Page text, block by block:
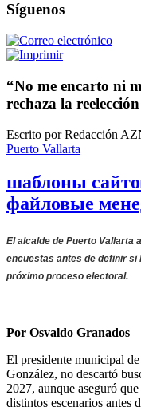
Síguenos
“No me encarto ni
rechaza la
Escrito por Redacción
Puerto Vallarta
шаблоны
файловые
El alcalde de Puerto Vallarta
encuestas antes de definir
próximo proceso electoral.
Por Osvaldo Granados
El presidente municipal
González, no descartó
2027, aunque aseguró
distintos escenarios antes